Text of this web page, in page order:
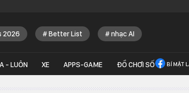
2026 Better List nhạc AI
- LUÔN XE APPS-GAME ĐỒ CHƠI SỐ BÍ MẬT